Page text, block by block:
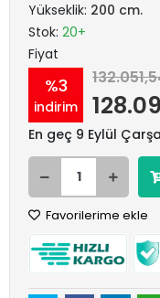
Yükseklik: 200 cm.
Stok: 20+
Fiyat
%3
indirim
En geç 9 Eylül
Favorilerime ekle